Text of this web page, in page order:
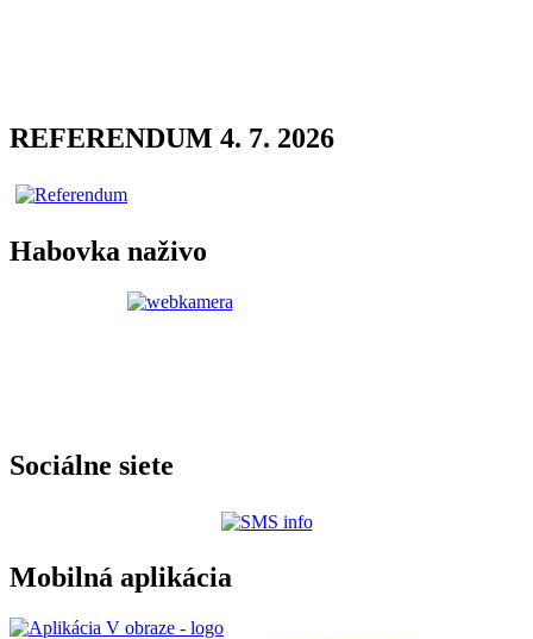
REFERENDUM 4. 7. 2026
Habovka naživo
Sociálne siete
Mobilná aplikácia